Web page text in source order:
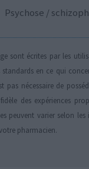
Psychose /
sont écrites par les
en ce qui
pas nécessaire de
des expériences
peuvent varier selon
pharmacien.